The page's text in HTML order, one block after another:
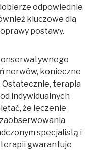
odpowiednie
kluczowe dla
postawy.
nerwów, konieczne
Ostatecznie, terapia
indywidualnych
że leczenie
specjalistą i
gwarantuje